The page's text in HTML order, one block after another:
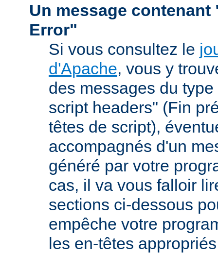
Un message contenant
Error"
Si vous consultez le
d'Apache, vous y
des messages du
script headers" (Fin
têtes de script),
accompagnés d'un
généré par votre
cas, il va vous falloir
sections ci-dessous
empêche votre
les en-têtes